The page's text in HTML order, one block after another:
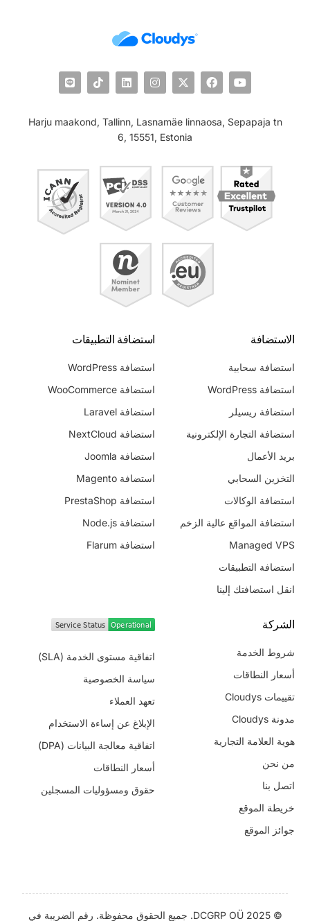
Harju maakond, Tallinn, Lasnamäe linnaosa, Sepapaja tn
6, 15551, Estonia
الاستضافة
استضافة سحابية
استضافة WordPress
استضافة ريسيلر
استضافة التجارة الإلكترونية
بريد الأعمال
التخزين السحابي
استضافة الوكالات
استضافة المواقع عالية الزخم
Managed VPS
استضافة التطبيقات
انقل استضافتك إلينا
استضافة التطبيقات
استضافة WordPress
استضافة WooCommerce
استضافة Laravel
استضافة NextCloud
استضافة Joomla
استضافة Magento
استضافة PrestaShop
استضافة Node.js
استضافة Flarum
الشركة
شروط الخدمة
أسعار النطاقات
تقييمات Cloudys
مدونة Cloudys
هوية العلامة التجارية
من نحن
اتصل بنا
خريطة الموقع
جوائز الموقع
اتفاقية مستوى الخدمة (SLA)
سياسة الخصوصية
تعهد العملاء
الإبلاغ عن إساءة الاستخدام
اتفاقية معالجة البيانات (DPA)
أسعار النطاقات
حقوق ومسؤوليات المسجلين
© 2025 DCGRP OÜ. جميع الحقوق محفوظة. رقم الضريبة في